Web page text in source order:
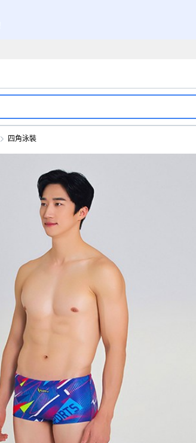
四角泳裝